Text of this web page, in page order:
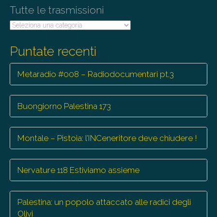
n
Tutte le trasmissioni
Tutte
Puntate recenti
Metaradio #008 – Radiodocumentari pt.3
Buongiorno Palestina 173
Montale – Pistoia: l’INCeneritore deve chiudere !
Nervature 118 Estiviamo assieme
Palestina: un popolo attaccato alle radici degli
Olivi